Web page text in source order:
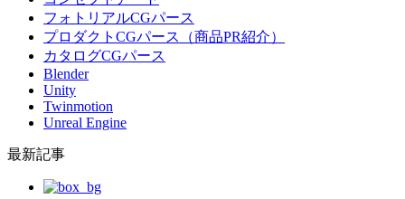
フォトリアルCGパース
プロダクトCGパース（商品PR紹介）
カタログCGパース
Blender
Unity
Twinmotion
Unreal Engine
最新記事